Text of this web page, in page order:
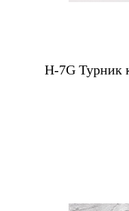
H-7G Турник